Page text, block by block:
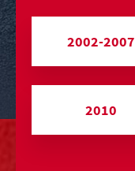
2002-2007
2010